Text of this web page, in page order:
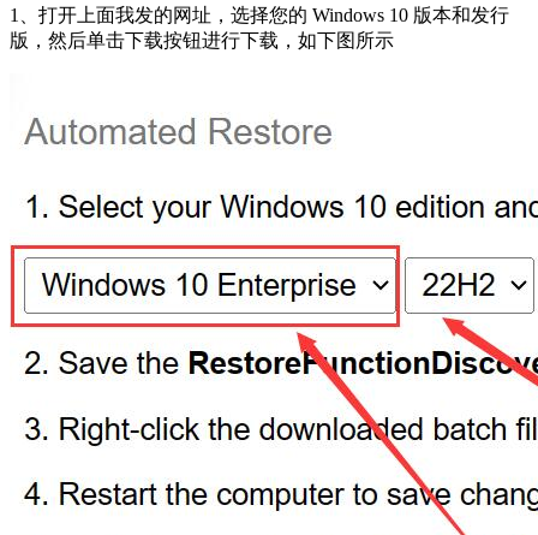
1、打开上面我发的网址，选择您的 Windows 10 版本和发行
版，然后单击下载按钮进行下载，如下图所示